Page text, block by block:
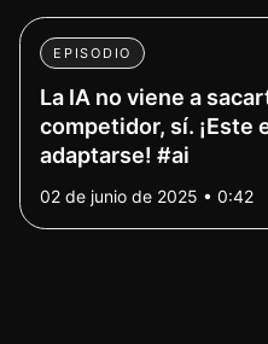
EPISODIO
La IA no viene a
competidor, sí. ¡Este
adaptarse! #ai
02 de junio de 2025 • 0:42